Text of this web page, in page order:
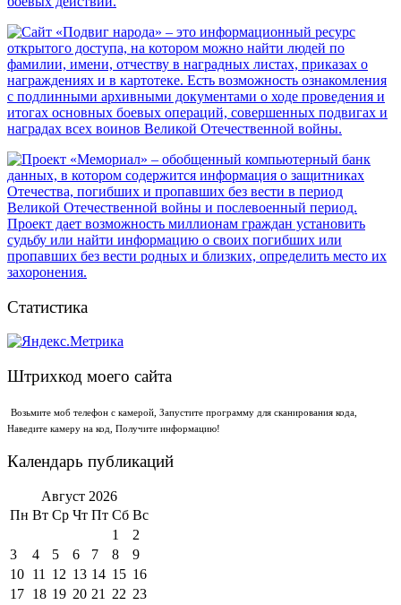
Статистика
Штрихкод моего сайта
Возьмите моб телефон с камерой, Запустите программу для сканирования кода,
Наведите камеру на код, Получите информацию!
Календарь публикаций
Август 2026
Пн Вт Ср Чт Пт Сб Вс
1
2
3
4 5 6 7 8
9
10 11 12 13 14 15 16
17 18 19 20 21 22 23